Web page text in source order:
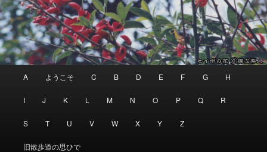
A ようこそ C B D E F G H
I J K L M N O P Q R
S T U V W X Y Z
旧散歩道の思ひで